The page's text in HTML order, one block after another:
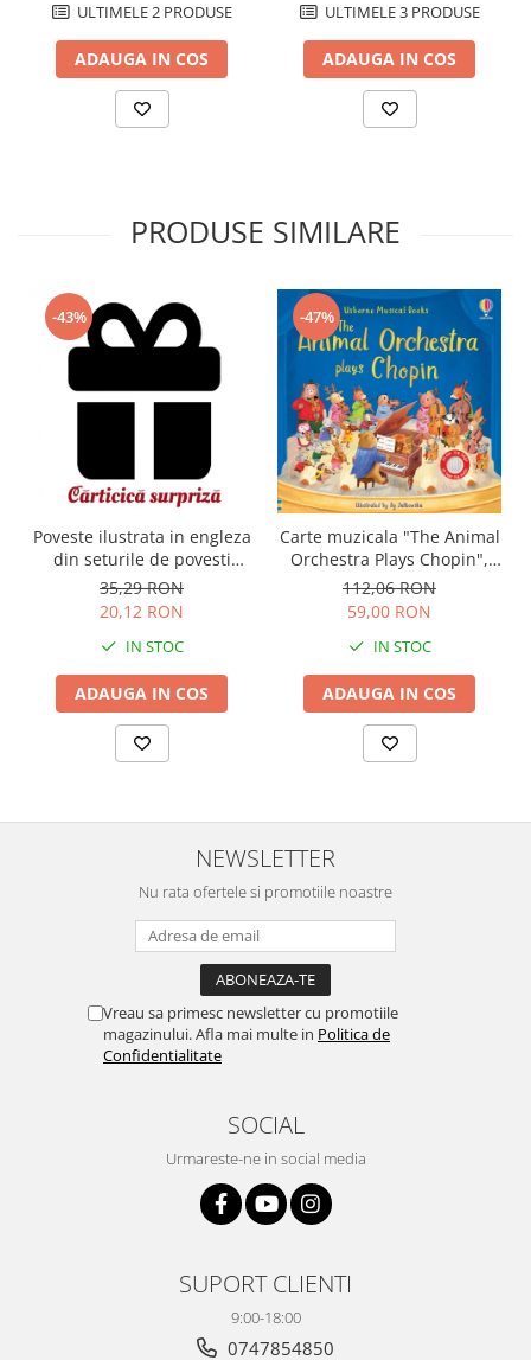
ULTIMELE 2 PRODUSE
ADAUGA IN COS
ULTIMELE 3 PRODUSE
ADAUGA IN COS
PRODUSE SIMILARE
-43%
Poveste ilustrata in engleza
din seturile de povesti
Usborne
35,29 RON
20,12 RON
IN STOC
ADAUGA IN COS
-47%
Carte muzicala "The Animal
Orchestra Plays Chopin",
cartonata, Usborne
112,06 RON
59,00 RON
IN STOC
ADAUGA IN COS
NEWSLETTER
Nu rata ofertele si promotiile noastre
Vreau sa primesc newsletter cu promotiile
magazinului. Afla mai multe in Politica de
Confidentialitate
SOCIAL
Urmareste-ne in social media
SUPORT CLIENTI
9:00-18:00
0747854850